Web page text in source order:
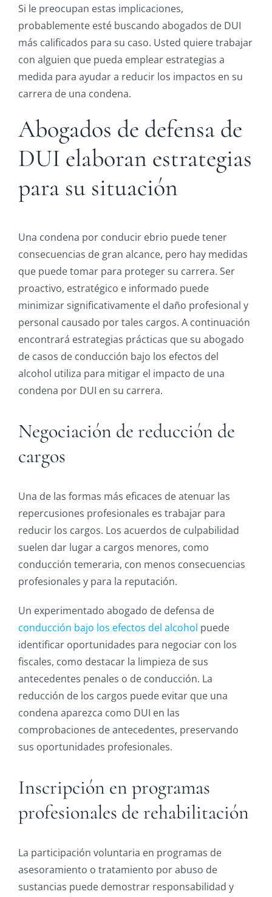
Si le preocupan estas implicaciones,
probablemente esté buscando abogados de DUI
más calificados para su caso. Usted quiere trabajar
con alguien que pueda emplear estrategias a
medida para ayudar a reducir los impactos en su
carrera de una condena.
Abogados de defensa de
DUI elaboran estrategias
para su situación
Una condena por conducir ebrio puede tener
consecuencias de gran alcance, pero hay medidas
que puede tomar para proteger su carrera. Ser
proactivo, estratégico e informado puede
minimizar significativamente el daño profesional y
personal causado por tales cargos. A continuación
encontrará estrategias prácticas que su abogado
de casos de conducción bajo los efectos del
alcohol utiliza para mitigar el impacto de una
condena por DUI en su carrera.
Negociación de reducción de
cargos
Una de las formas más eficaces de atenuar las
repercusiones profesionales es trabajar para
reducir los cargos. Los acuerdos de culpabilidad
suelen dar lugar a cargos menores, como
conducción temeraria, con menos consecuencias
profesionales y para la reputación.
Un experimentado abogado de defensa de
conducción bajo los efectos del alcohol puede
identificar oportunidades para negociar con los
fiscales, como destacar la limpieza de sus
antecedentes penales o de conducción. La
reducción de los cargos puede evitar que una
condena aparezca como DUI en las
comprobaciones de antecedentes, preservando
sus oportunidades profesionales.
Inscripción en programas
profesionales de rehabilitación
La participación voluntaria en programas de
asesoramiento o tratamiento por abuso de
sustancias puede demostrar responsabilidad y